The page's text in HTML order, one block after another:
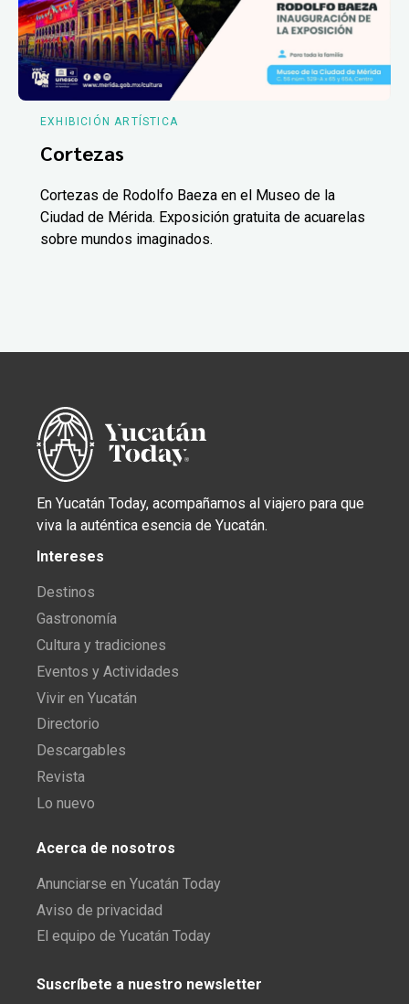
EXHIBICIÓN ARTÍSTICA
Cortezas
Cortezas de Rodolfo Baeza en el Museo de la
Ciudad de Mérida. Exposición gratuita de acuarelas
sobre mundos imaginados.
En Yucatán Today, acompañamos al viajero para que
viva la auténtica esencia de Yucatán.
Intereses
Destinos
Gastronomía
Cultura y tradiciones
Eventos y Actividades
Vivir en Yucatán
Directorio
Descargables
Revista
Lo nuevo
Acerca de nosotros
Anunciarse en Yucatán Today
Aviso de privacidad
El equipo de Yucatán Today
Suscríbete a nuestro newsletter